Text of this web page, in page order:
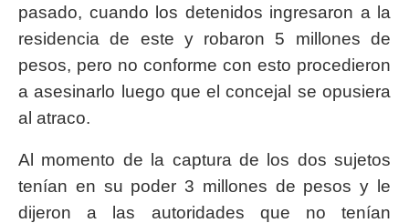
pasado, cuando los detenidos ingresaron a la
residencia de este y robaron 5 millones de
pesos, pero no conforme con esto procedieron
a asesinarlo luego que el concejal se opusiera
al atraco.
Al momento de la captura de los dos sujetos
tenían en su poder 3 millones de pesos y le
dijeron a las autoridades que no tenían